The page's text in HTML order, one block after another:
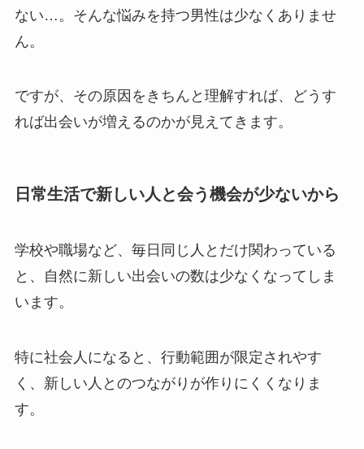
ない…。そんな悩みを持つ男性は少なくありませ
ん。
ですが、その原因をきちんと理解すれば、どうす
れば出会いが増えるのかが見えてきます。
日常生活で新しい人と会う機会が少ないから
学校や職場など、毎日同じ人とだけ関わっている
と、自然に新しい出会いの数は少なくなってしま
います。
特に社会人になると、行動範囲が限定されやす
く、新しい人とのつながりが作りにくくなりま
す。